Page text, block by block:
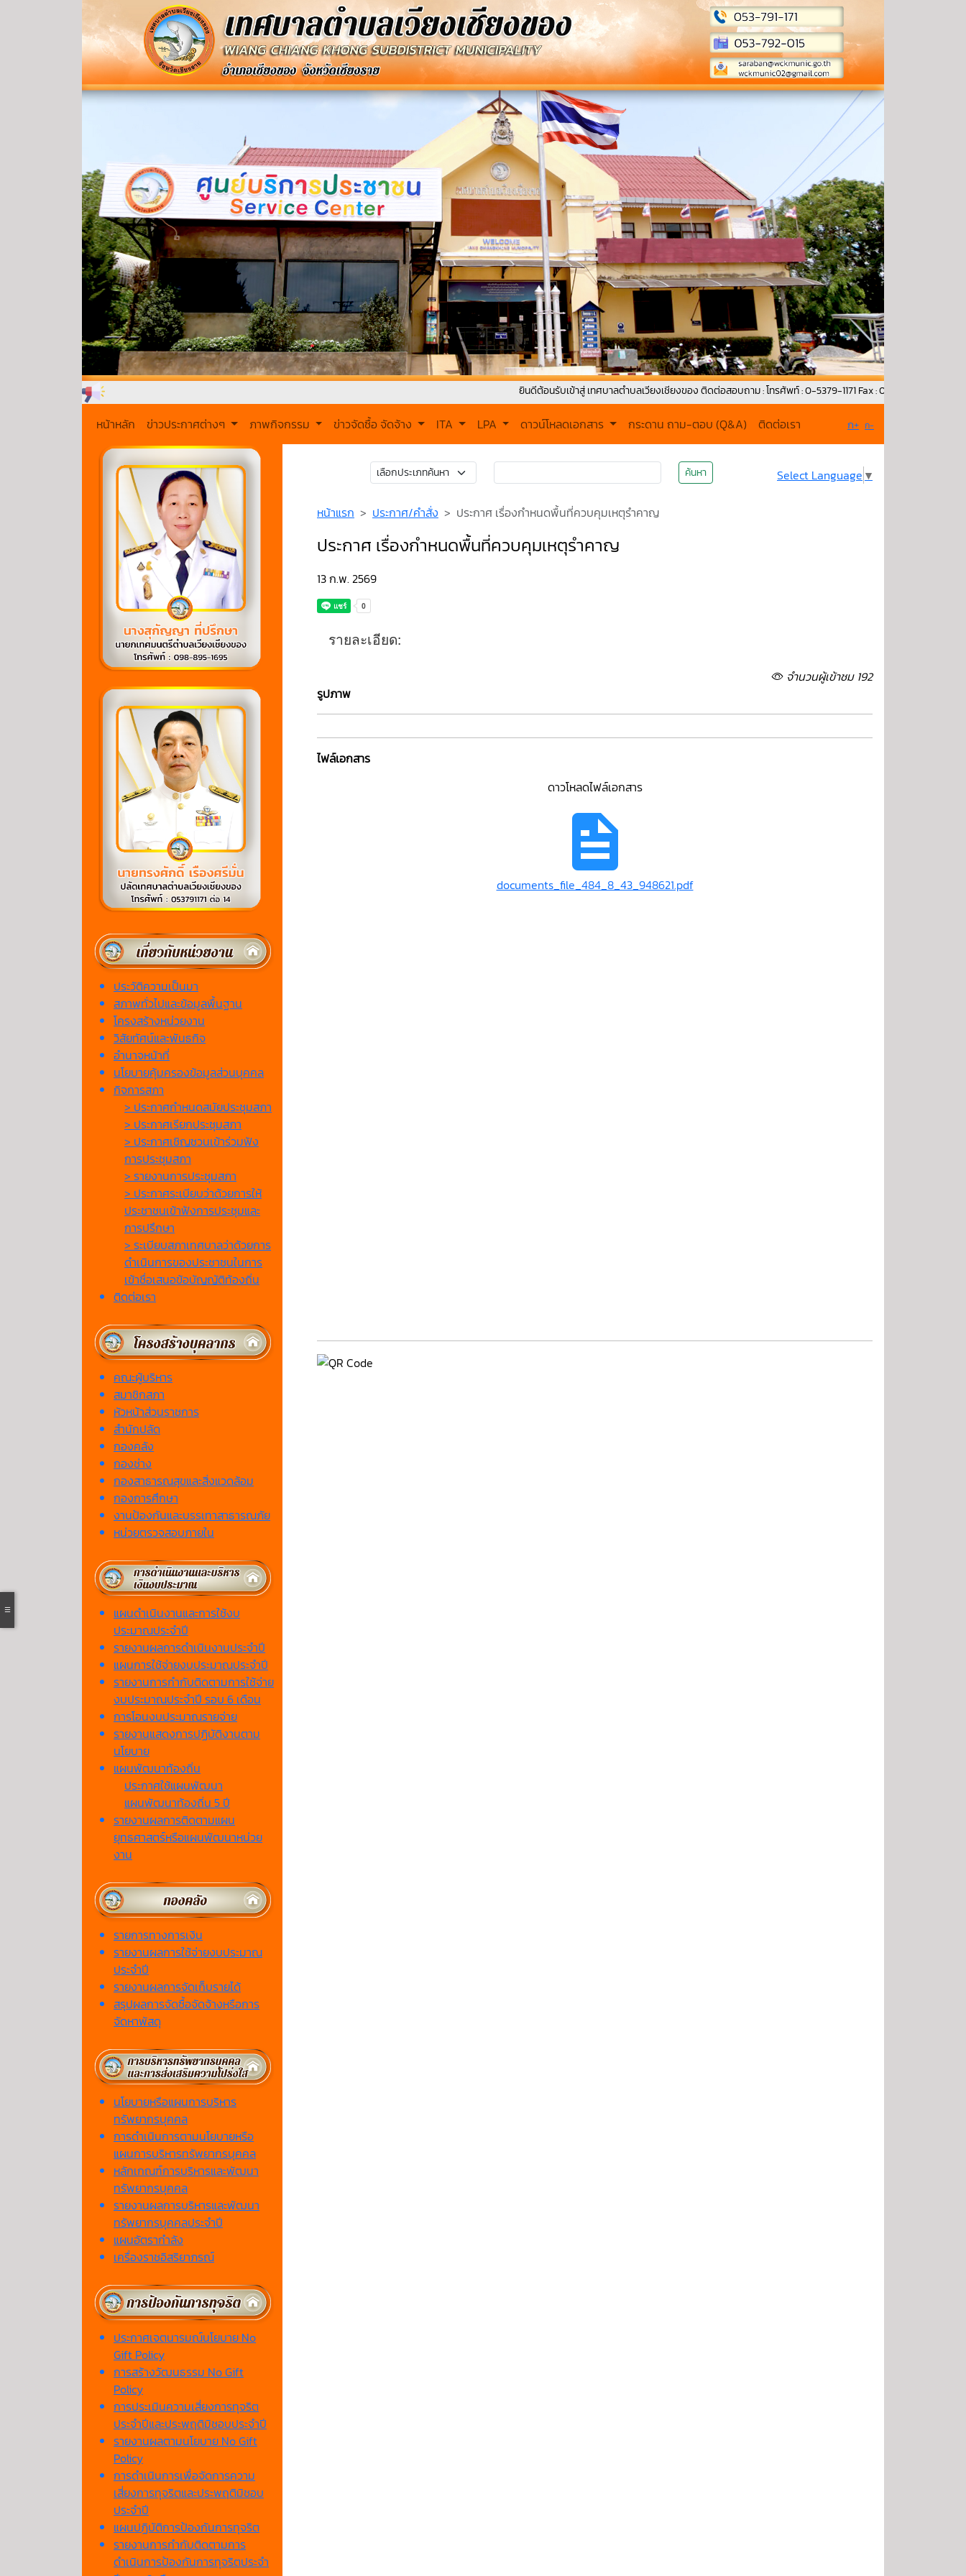
ยินดีต้อนรับเข้าสู่ เทศบาลตำบลเวียงเชียงของ ติดต่อสอบถาม : โทรศัพท์ : 0-5379-1171 Fax : 053-792-015 G-mail :
หน้าหลัก ข่าวประกาศต่างๆ ภาพกิจกรรม ข่าวจัดซื้อ จัดจ้าง ITA LPA ดาวน์โหลดเอกสาร กระดาน ถาม-ตอบ (Q&A) ติดต่อเรา ก+ ก-
ประวัติความเป็นมา
สภาพทั่วไปและข้อมูลพื้นฐาน
โครงสร้างหน่วยงาน
วิสัยทัศน์และพันธกิจ
อำนาจหน้าที่
นโยบายคุ้มครองข้อมูลส่วนบุคคล
กิจการสภา
> ประกาศกำหนดสมัยประชุมสภา
> ประกาศเรียกประชุมสภา
> ประกาศเชิญชวนเข้าร่วมฟัง
การประชุมสภา
> รายงานการประชุมสภา
> ประกาศระเบียบว่าด้วยการให้
ประชาชนเข้าฟังการประชุมและ
การปรึกษา
> ระเบียบสภาเทศบาลว่าด้วยการ
ดำเนินการของประชาชนในการ
เข้าชื่อเสนอข้อบัญญัติท้องถิ่น
ติดต่อเรา
คณะผู้บริหาร
สมาชิกสภา
หัวหน้าส่วนราชการ
สำนักปลัด
กองคลัง
กองช่าง
กองสาธารณสุขและสิ่งแวดล้อม
กองการศึกษา
งานป้องกันและบรรเทาสาธารณภัย
หน่วยตรวจสอบภายใน
แผนดำเนินงานและการใช้งบ
ประมาณประจำปี
รายงานผลการดำเนินงานประจำปี
แผนการใช้จ่ายงบประมาณประจำปี
รายงานการกำกับติดตามการใช้จ่าย
งบประมาณประจำปี รอบ 6 เดือน
การโอนงบประมาณรายจ่าย
รายงานแสดงการปฏิบัติงานตาม
นโยบาย
แผนพัฒนาท้องถิ่น
ประกาศใช้แผนพัฒนา
แผนพัฒนาท้องถิ่น 5 ปี
รายงานผลการติดตามแผน
ยุทธศาสตร์หรือแผนพัฒนาหน่วย
งาน
รายการทางการเงิน
รายงานผลการใช้จ่ายงบประมาณ
ประจำปี
รายงานผลการจัดเก็บรายได้
สรุปผลการจัดซื้อจัดจ้างหรือการ
จัดหาพัสดุ
นโยบายหรือแผนการบริหาร
ทรัพยากรบุคคล
การดำเนินการตามนโยบายหรือ
แผนการบริหารทรัพยากรบุคคล
หลักเกณฑ์การบริหารและพัฒนา
ทรัพยากรบุคคล
รายงานผลการบริหารและพัฒนา
ทรัพยากรบุคคลประจำปี
แผนอัตรากำลัง
เครื่องราชอิสริยาภรณ์
ประกาศเจตนารมณ์นโยบาย No
Gift Policy
การสร้างวัฒนธรรม No Gift
Policy
การประเมินความเสี่ยงการทุจริต
ประจำปีและประพฤติมิชอบประจำปี
รายงานผลตามนโยบาย No Gift
Policy
การดำเนินการเพื่อจัดการความ
เสี่ยงการทุจริตและประพฤติมิชอบ
ประจำปี
แผนปฏิบัติการป้องกันการทุจริต
รายงานการกำกับติดตามการ
ดำเนินการป้องกันการทุจริตประจำ
ค้นหา Select Language ▼
หน้าแรก ประกาศ/คำสั่ง ประกาศ เรื่องกำหนดพื้นที่ควบคุมเหตุรำคาญ
ประกาศ เรื่องกำหนดพื้นที่ควบคุมเหตุรำคาญ
13 ก.พ. 2569
รายละเอียด:
จำนวนผู้เข้าชม 192
รูปภาพ
ไฟล์เอกสาร
ดาวโหลดไฟล์เอกสาร
documents_file_484_8_43_948621.pdf